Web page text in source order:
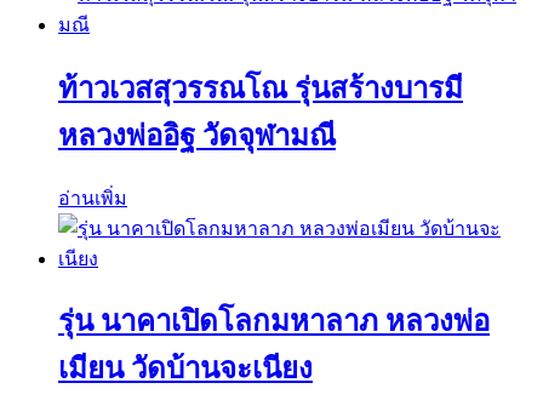
ท้าวเวสสุวรรณโณ รุ่นสร้างบารมี
หลวงพ่ออิฐ วัดจุฬามณี
อ่านเพิ่ม
รุ่น นาคาเปิดโลกมหาลาภ หลวงพ่อ
เมียน วัดบ้านจะเนียง